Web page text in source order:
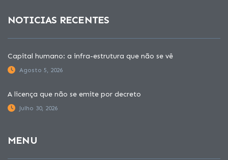
NOTICIAS RECENTES
Capital humano: a infra-estrutura que não se vê
Agosto 5, 2026
A licença que não se emite por decreto
Julho 30, 2026
MENU